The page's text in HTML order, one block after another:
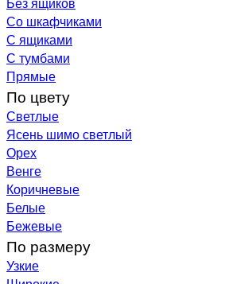
Со шкафчиками
С ящиками
С тумбами
Прямые
По цвету
Светлые
Ясень шимо светлый
Орех
Венге
Коричневые
Белые
Бежевые
По размеру
Узкие